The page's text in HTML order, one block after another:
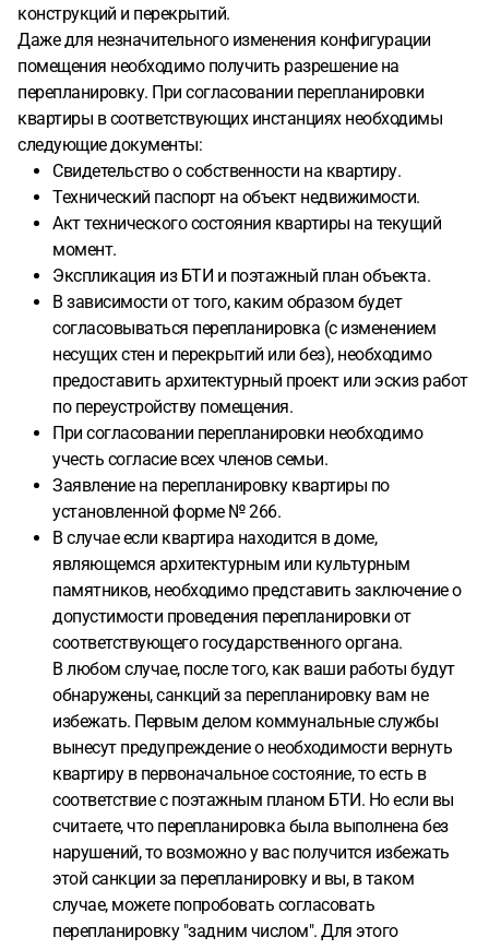
конструкций и перекрытий.
Даже для незначительного изменения конфигурации
помещения необходимо получить разрешение на
перепланировку. При согласовании перепланировки
квартиры в соответствующих инстанциях необходимы
следующие документы:
Свидетельство о собственности на квартиру.
Технический паспорт на объект недвижимости.
Акт технического состояния квартиры на текущий
момент.
Экспликация из БТИ и поэтажный план объекта.
В зависимости от того, каким образом будет
согласовываться перепланировка (с изменением
несущих стен и перекрытий или без), необходимо
предоставить архитектурный проект или эскиз работ
по переустройству помещения.
При согласовании перепланировки необходимо
учесть согласие всех членов семьи.
Заявление на перепланировку квартиры по
установленной форме № 266.
В случае если квартира находится в доме,
являющемся архитектурным или культурным
памятников, необходимо представить заключение о
допустимости проведения перепланировки от
соответствующего государственного органа.
В любом случае, после того, как ваши работы будут
обнаружены, санкций за перепланировку вам не
избежать. Первым делом коммунальные службы
вынесут предупреждение о необходимости вернуть
квартиру в первоначальное состояние, то есть в
соответствие с поэтажным планом БТИ. Но если вы
считаете, что перепланировка была выполнена без
нарушений, то возможно у вас получится избежать
этой санкции за перепланировку и вы, в таком
случае, можете попробовать согласовать
перепланировку "задним числом". Для этого